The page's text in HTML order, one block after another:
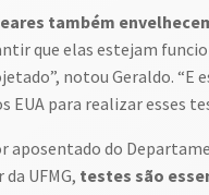
também
que elas estejam
notou Geraldo. “E
EUA para realizar esses
aposentado do
UFMG, testes são